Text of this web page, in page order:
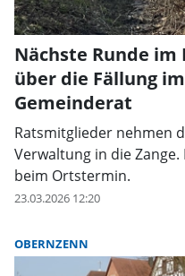
Nächste Runde im
über die Fällung
Gemeinderat
Ratsmitglieder nehmen
Verwaltung in die
beim Ortstermin.
23.03.2026 12:20
OBERNZENN